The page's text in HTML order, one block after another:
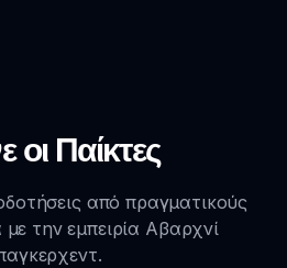
οι Παίκτες
από πραγματικούς
με την εμπειρία Αβαρχνί